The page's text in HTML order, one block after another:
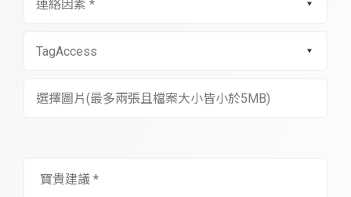
選擇圖片(最多兩張且檔案大小皆小於5MB)